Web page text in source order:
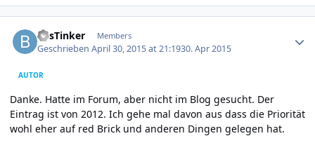
BasTinker Members
GeschriebenApril 30, 2015 at 21:1930. Apr 2015
AUTOR
Danke. Hatte im Forum, aber nicht im Blog gesucht. Der
Eintrag ist von 2012. Ich gehe mal davon aus dass die Priorität
wohl eher auf red Brick und anderen Dingen gelegen hat.